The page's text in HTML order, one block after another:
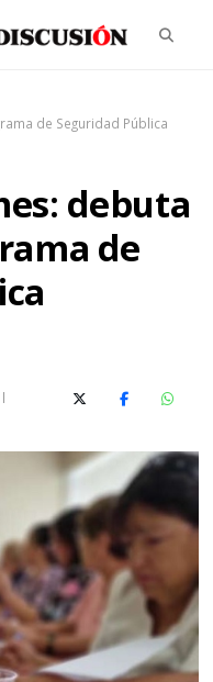
de Seguridad Pública
debuta
de
X (Twitter)Facebook